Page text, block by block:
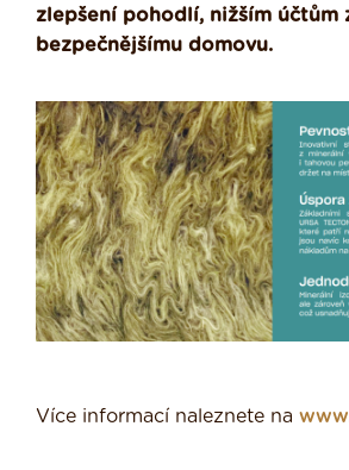
zlepšení pohodlí, nižším účtům
bezpečnějšímu domovu.
Více informací naleznete na